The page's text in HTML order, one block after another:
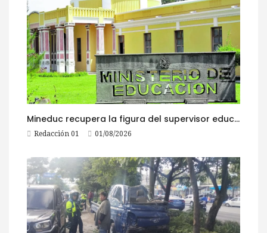
Mineduc recupera la figura del supervisor educativo con 968 plazas
Redacción 01 01/08/2026